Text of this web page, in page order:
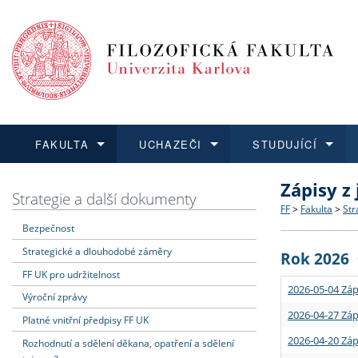
FAKULTA
Dozvědět se více
Struktura
Strategie
Podpora
UCHAZEČI
Podat přihlášku
Co
Učitelské
STUDUJÍCÍ
Dozvědět se více
Rigorózní
Dozvědět se více
O vědě a
Granty a
Dozvědět se více
Aktuální
Strategie a další dokumenty
Bezpečnost
Strategické a dlouhodobé záměry
FF UK pro udržitelnost
Výroční zprávy
Platné vnitřní předpisy FF UK
Rozhodnutí a sdělení děkana, opatření a sdělení
Zápisy
FF > Fakulta >
Rok 2026
2026-05-04
2026-04-27
2026-04-20